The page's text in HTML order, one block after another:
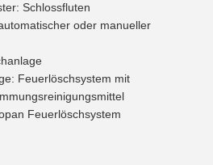
Schlossfluten
oder manueller
Feuerlöschsystem mit
Feuerlöschsystem